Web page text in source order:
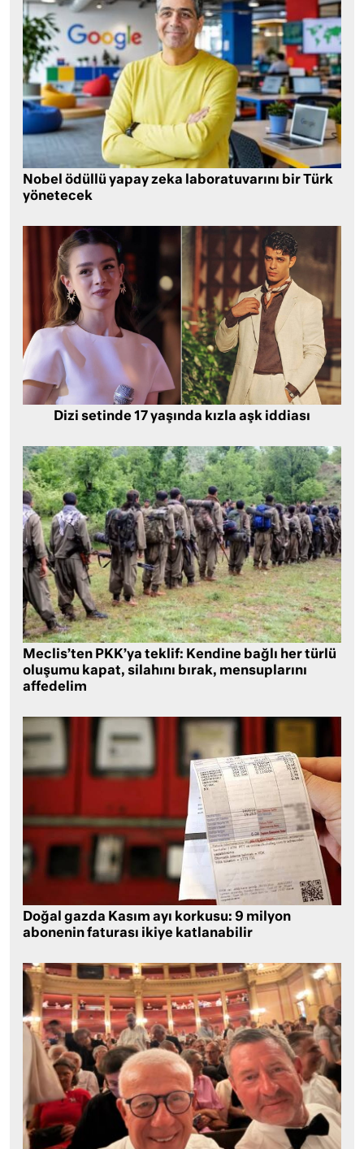
Nobel ödüllü yapay zeka laboratuvarını bir Türk
yönetecek
Dizi setinde 17 yaşında kızla aşk iddiası
Meclis’ten PKK’ya teklif: Kendine bağlı her türlü
oluşumu kapat, silahını bırak, mensuplarını
affedelim
Doğal gazda Kasım ayı korkusu: 9 milyon
abonenin faturası ikiye katlanabilir